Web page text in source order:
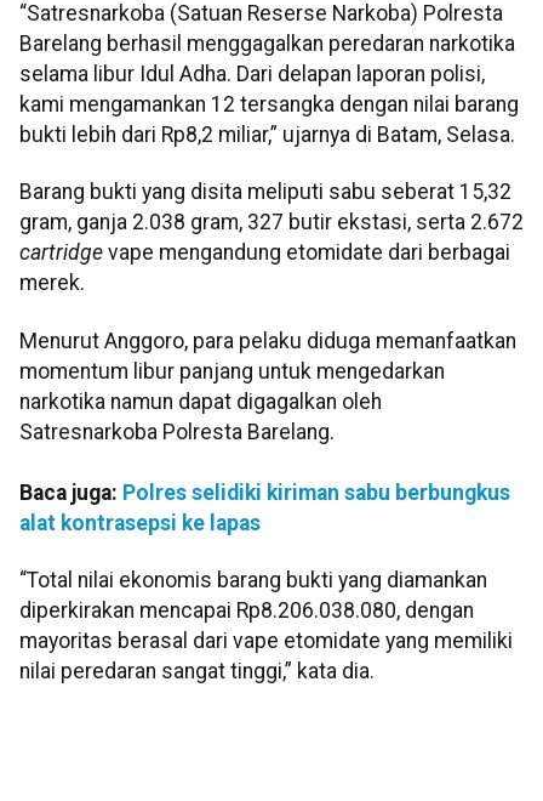
“Satresnarkoba (Satuan Reserse Narkoba) Polresta
Barelang berhasil menggagalkan peredaran narkotika
selama libur Idul Adha. Dari delapan laporan polisi,
kami mengamankan 12 tersangka dengan nilai barang
bukti lebih dari Rp8,2 miliar,” ujarnya di Batam, Selasa.
Barang bukti yang disita meliputi sabu seberat 15,32
gram, ganja 2.038 gram, 327 butir ekstasi, serta 2.672
cartridge vape mengandung etomidate dari berbagai
merek.
Menurut Anggoro, para pelaku diduga memanfaatkan
momentum libur panjang untuk mengedarkan
narkotika namun dapat digagalkan oleh
Satresnarkoba Polresta Barelang.
Baca juga: Polres selidiki kiriman sabu berbungkus
alat kontrasepsi ke lapas
“Total nilai ekonomis barang bukti yang diamankan
diperkirakan mencapai Rp8.206.038.080, dengan
mayoritas berasal dari vape etomidate yang memiliki
nilai peredaran sangat tinggi,” kata dia.